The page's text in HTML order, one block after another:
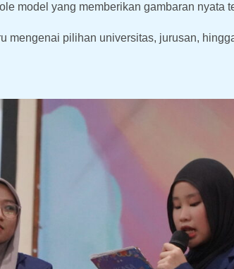
model yang memberikan gambaran nyata
mengenai pilihan universitas, jurusan,